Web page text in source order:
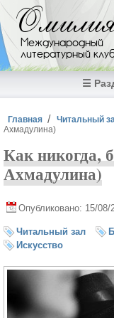
Перейти к основному
Международный
литературный
☰
Вы здесь
Главная Читальный
Ахмадулина)
Как никогда,
Ахмадулина)
Опубликовано: 15/08/
Читальный зал
Искусство